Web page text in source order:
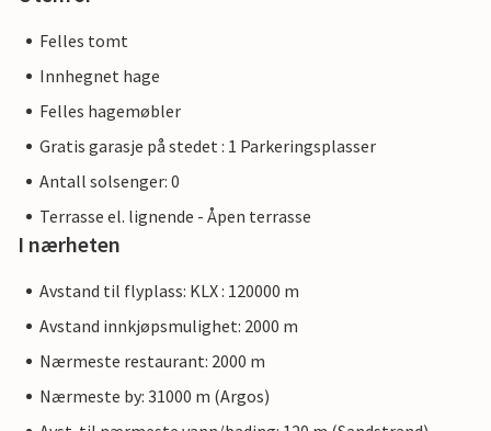
Felles tomt
Innhegnet hage
Felles hagemøbler
Gratis garasje på stedet : 1 Parkeringsplasser
Antall solsenger: 0
Terrasse el. lignende - Åpen terrasse
I nærheten
Avstand til flyplass: KLX : 120000 m
Avstand innkjøpsmulighet: 2000 m
Nærmeste restaurant: 2000 m
Nærmeste by: 31000 m (Argos)